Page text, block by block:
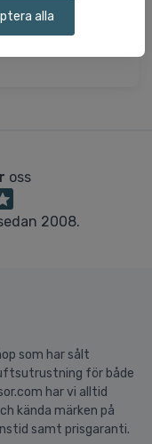
alla
oss
2008.
som har sålt
för både
har vi alltid
kända märken på
samt prisgaranti.